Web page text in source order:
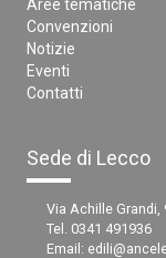
Aree tematiche
Convenzioni
Notizie
Eventi
Contatti
Sede di Lecco
Via Achille Grandi,
Tel. 0341 491936
Email: